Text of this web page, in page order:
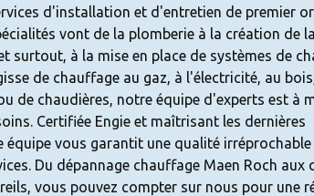
d'installation et d'entretien de premier
vont de la plomberie à la création de
surtout, à la mise en place de systèmes de
de chauffage au gaz, à l'électricité, au
de chaudières, notre équipe d'experts est à
Certifiée Engie et maîtrisant les dernières
équipe vous garantit une qualité
Du dépannage chauffage Maen Roch aux
vous pouvez compter sur nous pour une